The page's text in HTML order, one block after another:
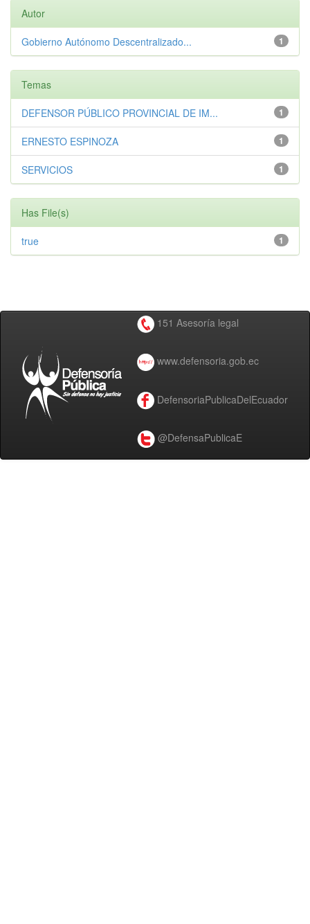
Autor
1
Gobierno Autónomo Descentralizado...
Temas
1
DEFENSOR PÚBLICO PROVINCIAL DE IM...
1
ERNESTO ESPINOZA
1
SERVICIOS
Has File(s)
1
true
151 Asesoría legal
www.defensoria.gob.ec
DefensoriaPublicaDelEcuador
@DefensaPublicaE